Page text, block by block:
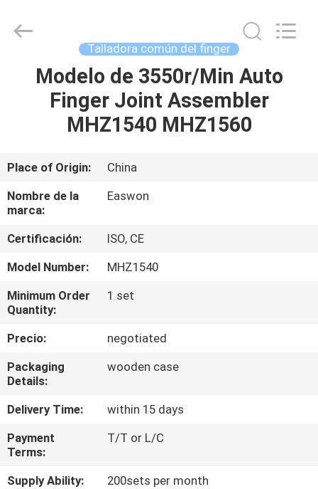
HOGAR
PRODUCTOS
SOBRE
NOSOTROS
VIAJE
DE
LA
FÁBRICA
DE
CALIDAD
ÉNTRENOS
EN
Ruixiang
Talladora común del finger
Modelo de 3550r/Min Auto
Finger Joint Assembler
MHZ1540 MHZ1560
Place of Origin:
China
Nombre de la
marca:
Easwon
Certificación:
ISO, CE
Model Number:
MHZ1540
Minimum Order
Quantity:
1 set
Precio:
negotiated
Packaging
Details:
wooden case
Delivery Time:
within 15 days
Payment
Terms:
T/T or L/C
Supply Ability:
200sets per month